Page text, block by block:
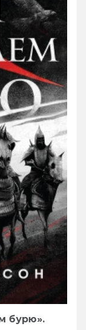
бурю».